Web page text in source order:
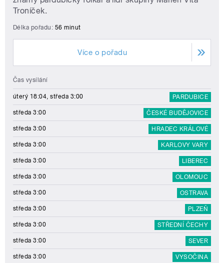
Troníček.
Délka pořadu: 56 minut
Více o pořadu
Čas vysílání
úterý 18:04, středa 3:00 PARDUBICE
středa 3:00 ČESKÉ BUDĚJOVICE
středa 3:00 HRADEC KRÁLOVÉ
středa 3:00 KARLOVY VARY
středa 3:00 LIBEREC
středa 3:00 OLOMOUC
středa 3:00 OSTRAVA
středa 3:00 PLZEŇ
středa 3:00 STŘEDNÍ ČECHY
středa 3:00 SEVER
středa 3:00 VYSOČINA